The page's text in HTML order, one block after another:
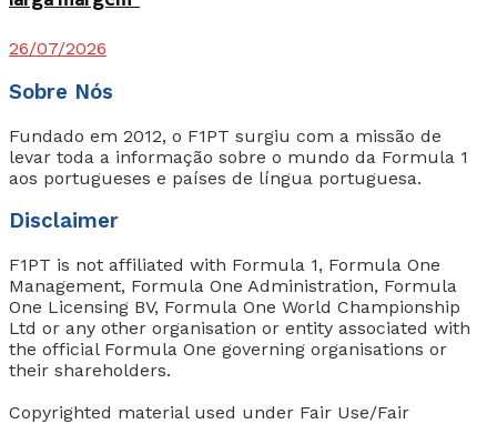
26/07/2026
Sobre Nós
Fundado em 2012, o F1PT surgiu com a missão de
levar toda a informação sobre o mundo da Formula 1
aos portugueses e países de língua portuguesa.
Disclaimer
F1PT is not affiliated with Formula 1, Formula One
Management, Formula One Administration, Formula
One Licensing BV, Formula One World Championship
Ltd or any other organisation or entity associated with
the official Formula One governing organisations or
their shareholders.
Copyrighted material used under Fair Use/Fair